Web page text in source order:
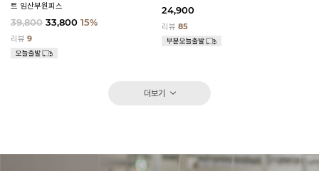
트 임산부원피스
39,800 33,800 15%
리뷰 9
24,900
리뷰 85
더보기